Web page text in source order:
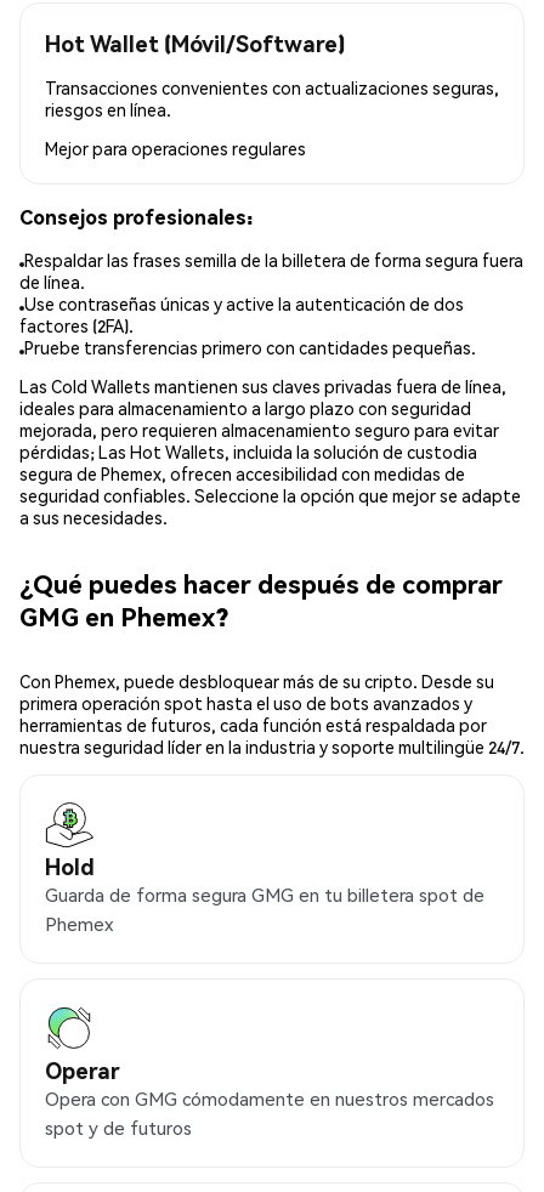
Hot Wallet (Móvil/Software)
Transacciones convenientes con actualizaciones seguras,
riesgos en línea.
Mejor para operaciones regulares
Consejos profesionales:
Respaldar las frases semilla de la billetera de forma segura fuera
de línea.
Use contraseñas únicas y active la autenticación de dos
factores (2FA).
Pruebe transferencias primero con cantidades pequeñas.
Las Cold Wallets mantienen sus claves privadas fuera de línea,
ideales para almacenamiento a largo plazo con seguridad
mejorada, pero requieren almacenamiento seguro para evitar
pérdidas; Las Hot Wallets, incluida la solución de custodia
segura de Phemex, ofrecen accesibilidad con medidas de
seguridad confiables. Seleccione la opción que mejor se adapte
a sus necesidades.
¿Qué puedes hacer después de comprar
GMG en Phemex?
Con Phemex, puede desbloquear más de su cripto. Desde su
primera operación spot hasta el uso de bots avanzados y
herramientas de futuros, cada función está respaldada por
nuestra seguridad líder en la industria y soporte multilingüe 24/7.
Hold
Guarda de forma segura GMG en tu billetera spot de
Phemex
Operar
Opera con GMG cómodamente en nuestros mercados
spot y de futuros